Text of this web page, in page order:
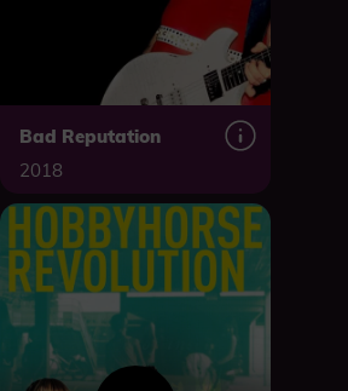
Bad Reputation
2018